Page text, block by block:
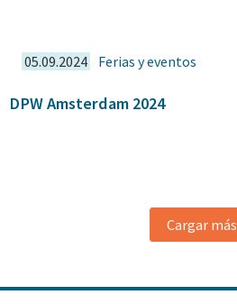
05.09.2024 Ferias y eventos
DPW Amsterdam 2024
Cargar más